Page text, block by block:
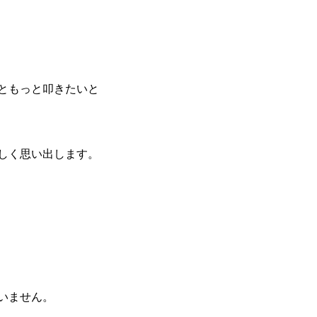
もっと叩きたいと
く思い出します。
せん。